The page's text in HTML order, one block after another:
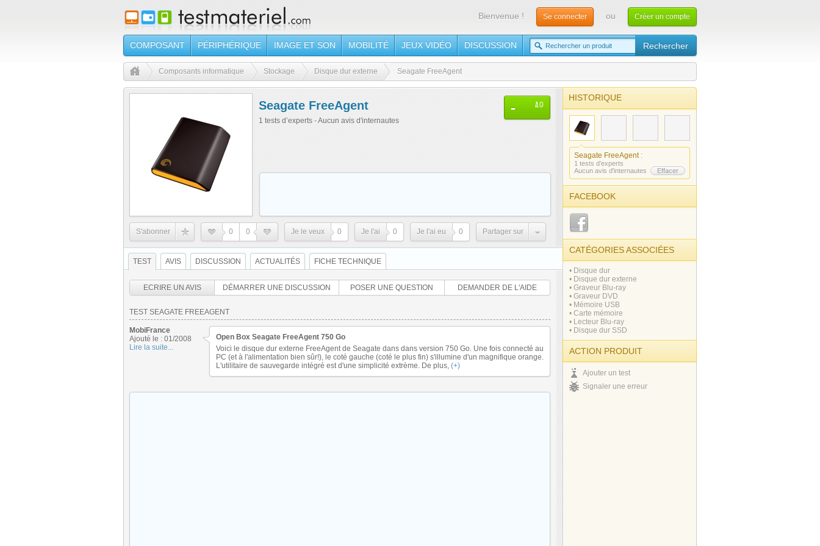
Bienvenue ! Se connecter ou Créer un compte
COMPOSANT PÉRIPHÉRIQUE IMAGE ET SON MOBILITÉ JEUX VIDÉO DISCUSSION
Composants informatique Stockage Disque dur externe Seagate FreeAgent
Seagate FreeAgent
1 tests d’experts - Aucun avis d'internautes
- /10
S'abonner 0 0 Je le veux 0 Je l'ai 0 Je l'ai eu 0 Partager sur
TEST AVIS DISCUSSION ACTUALITÉS FICHE TECHNIQUE
ECRIRE UN AVIS DÉMARRER UNE DISCUSSION POSER UNE QUESTION DEMANDER DE L'AIDE
TEST SEAGATE FREEAGENT
MobiFrance
Ajouté le : 01/2008
Lire la suite...
Open Box Seagate FreeAgent 750 Go
Voici le disque dur externe FreeAgent de Seagate dans dans version 750 Go. Une fois connecté au
PC (et à l'alimentation bien sûr!), le coté gauche (coté le plus fin) s'illumine d'un magnifique orange.
L'utilitaire de sauvegarde intégré est d'une simplicité extrème. De plus, (+)
HISTORIQUE
Seagate FreeAgent:
1 tests d’experts
Aucun avis d'internautes
Effacer
FACEBOOK
CATÉGORIES ASSOCIÉES
• Disque dur
• Disque dur externe
• Graveur Blu-ray
• Graveur DVD
• Mémoire USB
• Carte mémoire
• Lecteur Blu-ray
• Disque dur SSD
ACTION PRODUIT
Ajouter un test
Signaler une erreur